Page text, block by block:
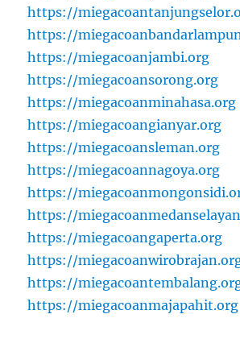
https://
https://
https://miegacoanjambi.org
https://miegacoansorong.org
https://miegacoanminahasa.org
https://miegacoangianyar.org
https://miegacoansleman.org
https://miegacoannagoya.org
https://
https://
https://miegacoangaperta.org
https://
https://
https://miegacoanmajapahit.org